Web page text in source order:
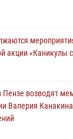
«Страж»
и техникой
оказали помощь
Росгвардии
под
акции «Каникулы
Пензе возводят
Валерия